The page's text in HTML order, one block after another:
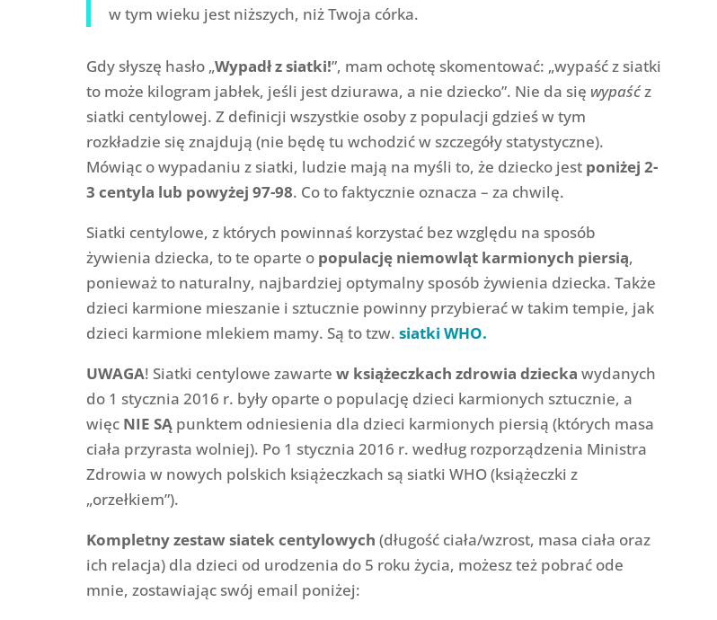
w tym wieku jest niższych, niż Twoja córka.
Gdy słyszę hasło „Wypadł z siatki!”, mam ochotę skomentować: „wypaść z siatki
to może kilogram jabłek, jeśli jest dziurawa, a nie dziecko”. Nie da się wypaśćz
siatki centylowej. Z definicji wszystkie osoby z populacji gdzieś w tym
rozkładzie się znajdują (nie będę tu wchodzić w szczegóły statystyczne).
Mówiąc o wypadaniu z siatki, ludzie mają na myśli to, że dziecko jest poniżej 2-
3 centyla lub powyżej 97-98. Co to faktycznie oznacza – za chwilę.
Siatki centylowe, z których powinnaś korzystać bez względu na sposób
żywienia dziecka, to te oparte o populację niemowląt karmionych piersią,
ponieważ to naturalny, najbardziej optymalny sposób żywienia dziecka. Także
dzieci karmione mieszanie i sztucznie powinny przybierać w takim tempie, jak
dzieci karmione mlekiem mamy. Są to tzw. siatki WHO.
UWAGA! Siatki centylowe zawarte w książeczkach zdrowia dziecka wydanych
do 1 stycznia 2016 r. były oparte o populację dzieci karmionych sztucznie, a
więc NIE SĄpunktem odniesienia dla dzieci karmionych piersią (których masa
ciała przyrasta wolniej). Po 1 stycznia 2016 r. według rozporządzenia Ministra
Zdrowia w nowych polskich książeczkach są siatki WHO (książeczki z
„orzełkiem”).
Kompletny zestaw siatek centylowych (długość ciała/wzrost, masa ciała oraz
ich relacja) dla dzieci od urodzenia do 5 roku życia, możesz też pobrać ode
mnie, zostawiając swój email poniżej: